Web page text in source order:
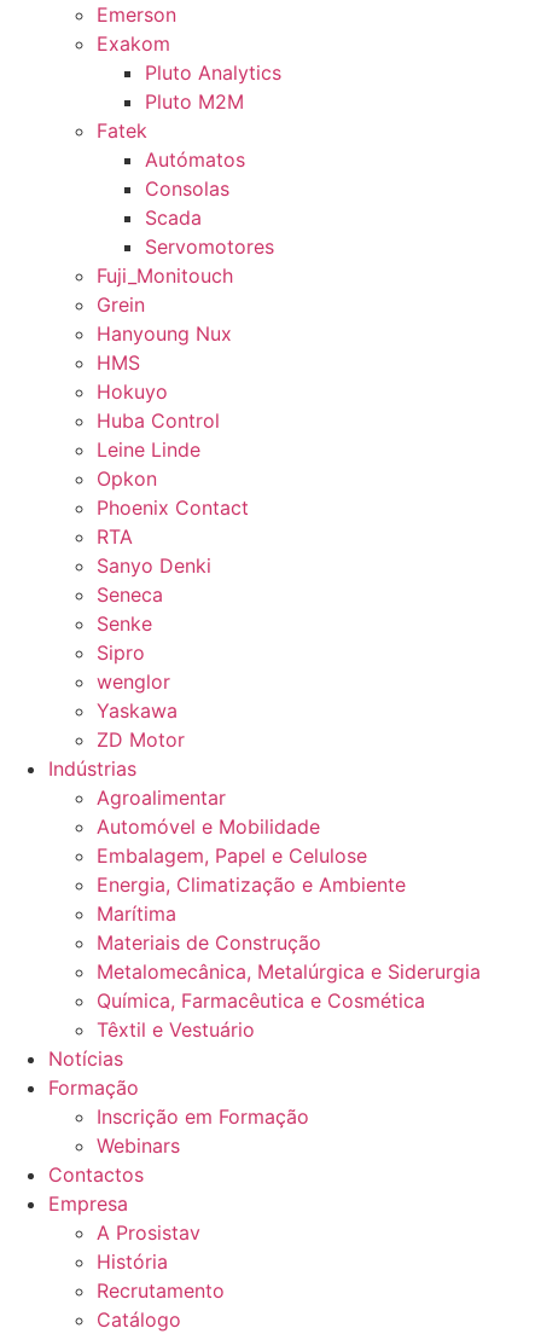
Emerson
Exakom
Pluto Analytics
Pluto M2M
Fatek
Autómatos
Consolas
Scada
Servomotores
Fuji_Monitouch
Grein
Hanyoung Nux
HMS
Hokuyo
Huba Control
Leine Linde
Opkon
Phoenix Contact
RTA
Sanyo Denki
Seneca
Senke
Sipro
wenglor
Yaskawa
ZD Motor
Indústrias
Agroalimentar
Automóvel e Mobilidade
Embalagem, Papel e Celulose
Energia, Climatização e Ambiente
Marítima
Materiais de Construção
Metalomecânica, Metalúrgica e Siderurgia
Química, Farmacêutica e Cosmética
Têxtil e Vestuário
Notícias
Formação
Inscrição em Formação
Webinars
Contactos
Empresa
A Prosistav
História
Recrutamento
Catálogo